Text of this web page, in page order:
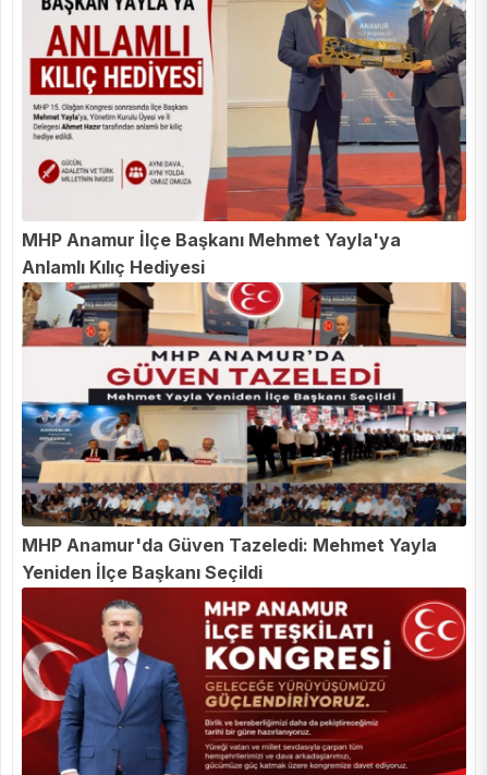
MHP Anamur İlçe Başkanı Mehmet Yayla'ya
Anlamlı Kılıç Hediyesi
MHP Anamur'da Güven Tazeledi: Mehmet Yayla
Yeniden İlçe Başkanı Seçildi